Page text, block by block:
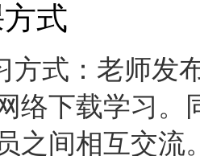
作业：每课均
下一课学习。
辅导：通过论